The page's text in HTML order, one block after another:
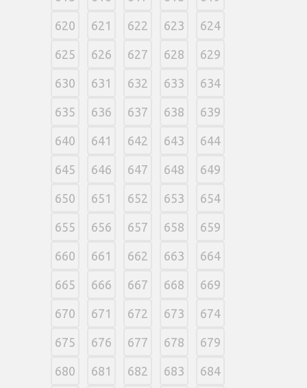
620 621 622 623 624
625 626 627 628 629
630 631 632 633 634
635 636 637 638 639
640 641 642 643 644
645 646 647 648 649
650 651 652 653 654
655 656 657 658 659
660 661 662 663 664
665 666 667 668 669
670 671 672 673 674
675 676 677 678 679
680 681 682 683 684